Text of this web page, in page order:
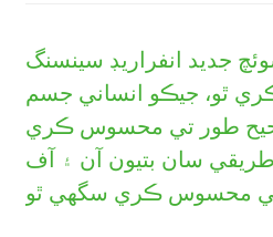
جديد انفراريڊ سينسنگ
ٿو، جيڪو انساني جسم
طور تي محسوس ڪري
سان بتيون آن ۽ آف